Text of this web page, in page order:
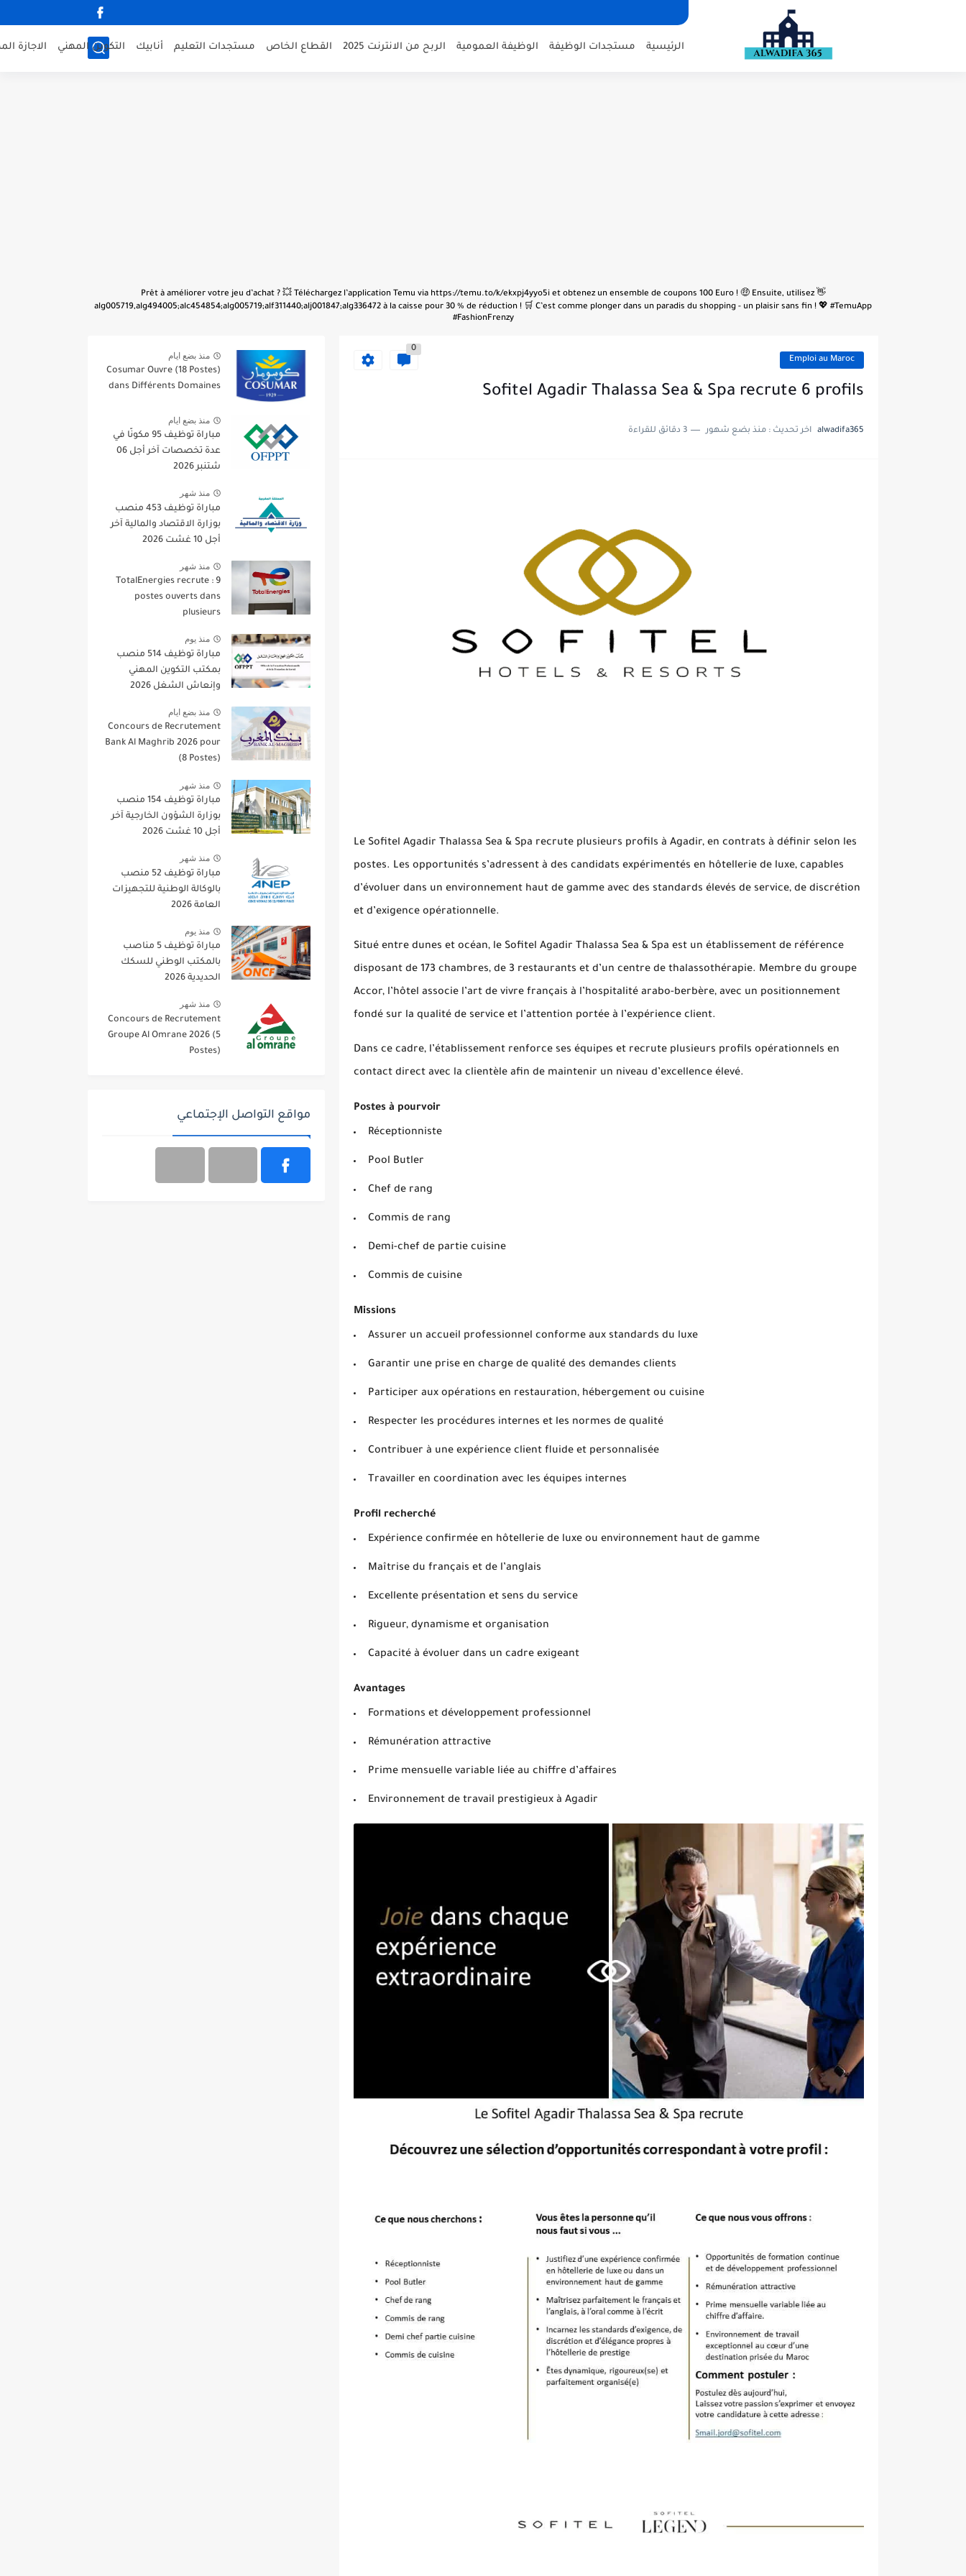
الرئيسية مستجدات الوظيفة الوظيفة العمومية الربح من الانترنت 2025 القطاع الخاص مستجدات التعليم أنابيك التكوين المهني الاجازة
👋 Prêt à améliorer votre jeu d’achat ? 💥 Téléchargez l’application Temu via https://temu.to/k/ekxpj4yyo5i et obtenez un ensemble de coupons 100 Euro ! 🤑 Ensuite, utilisez
alg005719,alg494005;alc454854;alg005719;alf311440;alj001847;alg336472 à la caisse pour 30 % de réduction ! 🛒 C’est comme plonger dans un paradis du shopping - un plaisir sans fin ! 💖 #TemuApp
#FashionFrenzy
Emploi au Maroc
0
Sofitel Agadir Thalassa Sea & Spa recrute 6 profils
alwadifa365 اخر تحديث : منذ بضع شهور 3 دقائق للقراءة
Le Sofitel Agadir Thalassa Sea & Spa recrute plusieurs profils à Agadir, en contrats à définir selon les
postes. Les opportunités s’adressent à des candidats expérimentés en hôtellerie de luxe, capables
d’évoluer dans un environnement haut de gamme avec des standards élevés de service, de discrétion
et d’exigence opérationnelle.
Situé entre dunes et océan, le Sofitel Agadir Thalassa Sea & Spa est un établissement de référence
disposant de 173 chambres, de 3 restaurants et d’un centre de thalassothérapie. Membre du groupe
Accor, l’hôtel associe l’art de vivre français à l’hospitalité arabo-berbère, avec un positionnement
fondé sur la qualité de service et l’attention portée à l’expérience client.
Dans ce cadre, l’établissement renforce ses équipes et recrute plusieurs profils opérationnels en
contact direct avec la clientèle afin de maintenir un niveau d’excellence élevé.
Postes à pourvoir
Réceptionniste
Pool Butler
Chef de rang
Commis de rang
Demi-chef de partie cuisine
Commis de cuisine
Missions
Assurer un accueil professionnel conforme aux standards du luxe
Garantir une prise en charge de qualité des demandes clients
Participer aux opérations en restauration, hébergement ou cuisine
Respecter les procédures internes et les normes de qualité
Contribuer à une expérience client fluide et personnalisée
Travailler en coordination avec les équipes internes
Profil recherché
Expérience confirmée en hôtellerie de luxe ou environnement haut de gamme
Maîtrise du français et de l’anglais
Excellente présentation et sens du service
Rigueur, dynamisme et organisation
Capacité à évoluer dans un cadre exigeant
Avantages
Formations et développement professionnel
Rémunération attractive
Prime mensuelle variable liée au chiffre d’affaires
Environnement de travail prestigieux à Agadir
منذ بضع ايام
Cosumar Ouvre (18 Postes)
dans Différents Domaines
منذ بضع ايام
مباراة توظيف 95 مكونًا في
عدة تخصصات آخر أجل 06
شتنبر 2026
منذ شهر
مباراة توظيف 453 منصب
بوزارة الاقتصاد والمالية آخر
أجل 10 غشت 2026
منذ شهر
TotalEnergies recrute : 9
postes ouverts dans
plusieurs
منذ يوم
مباراة توظيف 514 منصب
بمكتب التكوين المهني
وإنعاش الشغل 2026
منذ بضع ايام
Concours de Recrutement
Bank Al Maghrib 2026 pour
(8 Postes)
منذ شهر
مباراة توظيف 154 منصب
بوزارة الشؤون الخارجية آخر
أجل 10 غشت 2026
منذ شهر
مباراة توظيف 52 منصب
بالوكالة الوطنية للتجهيزات
العامة 2026
منذ يوم
مباراة توظيف 5 مناصب
بالمكتب الوطني للسكك
الحديدية 2026
منذ شهر
Concours de Recrutement
Groupe Al Omrane 2026 (5
Postes)
مواقع التواصل الإجتماعي